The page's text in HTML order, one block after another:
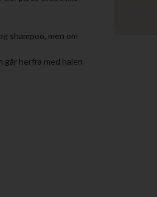
shampoo, men om
går herfra med halen